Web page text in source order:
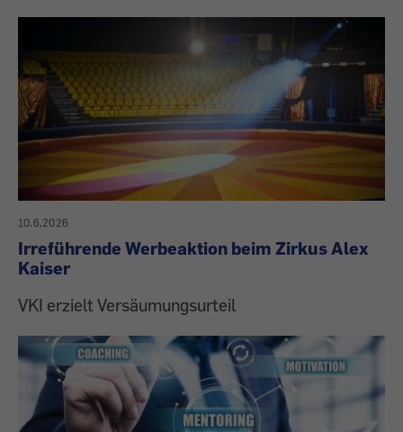
10.6.2026
Irreführende Werbeaktion beim Zirkus Alex
Kaiser
VKI erzielt Versäumungsurteil